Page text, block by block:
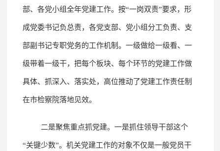
部、各党小组全年党建工作。按“一岗双责”要求，形
成党委书记负总责，各党支部、党小组分工负责、支
部副书记专职党务的工作机制。一级做给一级看、一
级带着一级干，把每个板块、每个环节的党建工作做
具体、抓深入、落实处，高位推动了党建工作责任制
在市检察院落地见效。
二是聚焦重点抓党建。一是抓住领导干部这个
“关键少数”。机关党建工作的对象不仅是一般党员干